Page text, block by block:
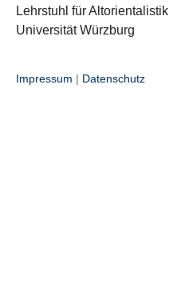
Lehrstuhl für Altorientalistik
Universität Würzburg
Impressum | Datenschutz